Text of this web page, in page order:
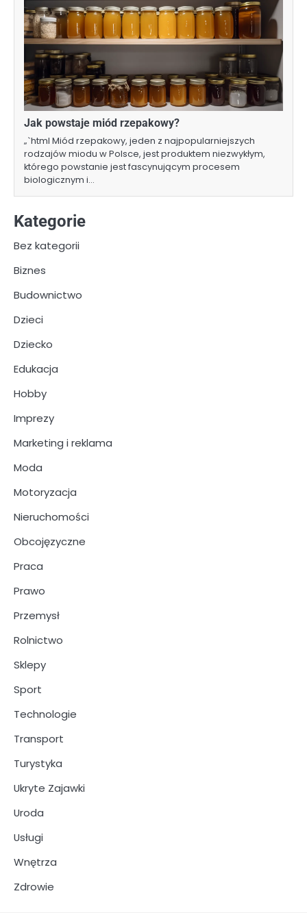
Jak powstaje miód rzepakowy?
„`html Miód rzepakowy, jeden z najpopularniejszych
rodzajów miodu w Polsce, jest produktem niezwykłym,
którego powstanie jest fascynującym procesem
biologicznym i…
Kategorie
Bez kategorii
Biznes
Budownictwo
Dzieci
Dziecko
Edukacja
Hobby
Imprezy
Marketing i reklama
Moda
Motoryzacja
Nieruchomości
Obcojęzyczne
Praca
Prawo
Przemysł
Rolnictwo
Sklepy
Sport
Technologie
Transport
Turystyka
Ukryte Zajawki
Uroda
Usługi
Wnętrza
Zdrowie